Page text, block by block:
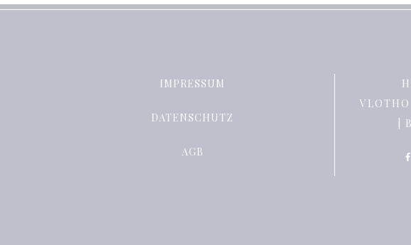
IMPRESSUM
DATENSCHUTZ
AGB
|